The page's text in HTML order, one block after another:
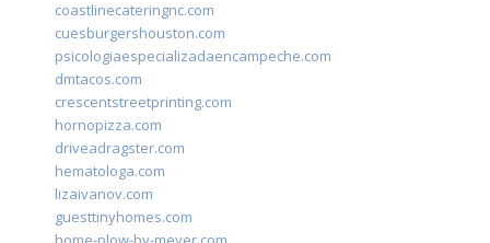
coastlinecateringnc.com
cuesburgershouston.com
psicologiaespecializadaencampeche.com
dmtacos.com
crescentstreetprinting.com
hornopizza.com
driveadragster.com
hematologa.com
lizaivanov.com
guesttinyhomes.com